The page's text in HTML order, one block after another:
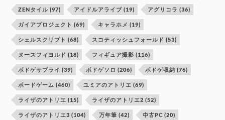
ZENタイル (97) アイドルアライブ (19) アグリコラ (36)
ガイアプロジェクト (69) キャラホメ (19)
シェルスクリプト (68) スコティッシュフォールド (53)
ヌースフィヨルド (18) フィギュア撮影 (116)
ボドゲサプライ (39) ボドゲソロ (206) ボドゲ収納 (76)
ボードゲーム (460) ユミアのアトリエ (69)
ライザのアトリエ (15) ライザのアトリエ2 (52)
ライザのアトリエ3 (104) 万年筆 (42) 中古PC (20)